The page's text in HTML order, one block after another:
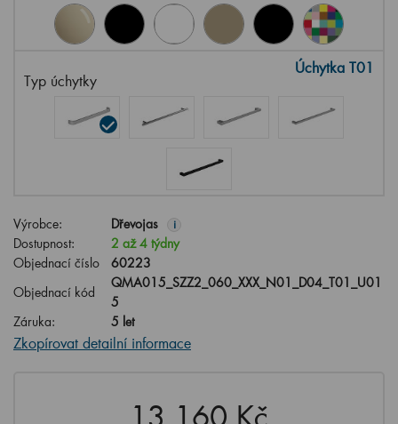
Typ úchytky
Úchytka T01
Výrobce: Dřevojas i
Dostupnost:
2 až 4 týdny
Objednací číslo
60223
Objednací kód
QMA015_SZZ2_060_XXX_N01_D04_T01_U01
5
Záruka:
5 let
Zkopírovat detailní informace